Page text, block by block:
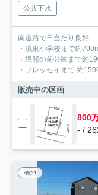
公共下水
南道路で日当たり良好
・境東小学校まで約
・境熊の前公園まで約
・フレッセイまで 約
販売中の区画
800
- /
売地